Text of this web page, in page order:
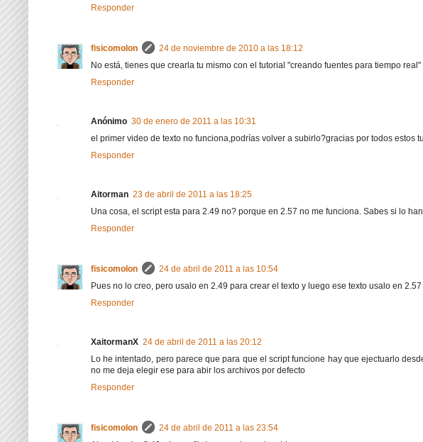
Responder
fisicomolon
24 de noviembre de 2010 a las 18:12
No está, tienes que crearla tu mismo con el tutorial "creando fuentes para tiempo
Responder
Anónimo 30 de enero de 2011 a las 10:31
el primer video de texto no funciona,podrías volver a subirlo?gracias por todos
Responder
Aitorman 23 de abril de 2011 a las 18:25
Una cosa, el script esta para 2.49 no? porque en 2.57 no me funciona. Sabes si lo
Responder
fisicomolon
24 de abril de 2011 a las 10:54
Pues no lo creo, pero usalo en 2.49 para crear el texto y luego ese texto usalo en 2.57
Responder
XaitormanX 24 de abril de 2011 a las 20:12
Lo he intentado, pero parece que para que el script funcione hay que ejectuarlo
no me deja elegir ese para abir los archivos por defecto
Responder
fisicomolon
24 de abril de 2011 a las 23:54